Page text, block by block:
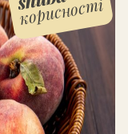
корисності